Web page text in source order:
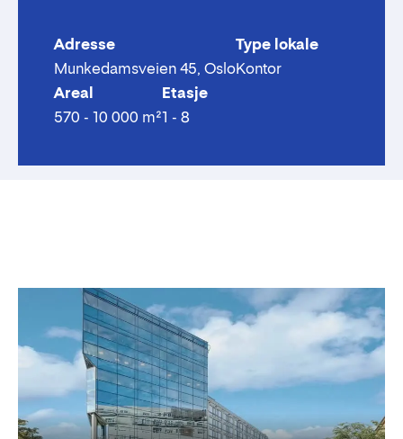
Adresse
Munkedamsveien 45, Oslo
Type lokale
Kontor
Areal
570 - 10 000 m²
Etasje
1 - 8